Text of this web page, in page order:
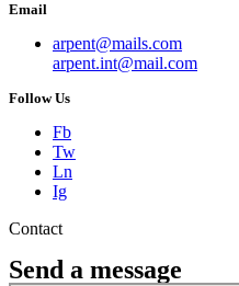
Email
arpent@mails.com
arpent.int@mail.com
Follow Us
Fb
Tw
Ln
Ig
Contact
Send a message